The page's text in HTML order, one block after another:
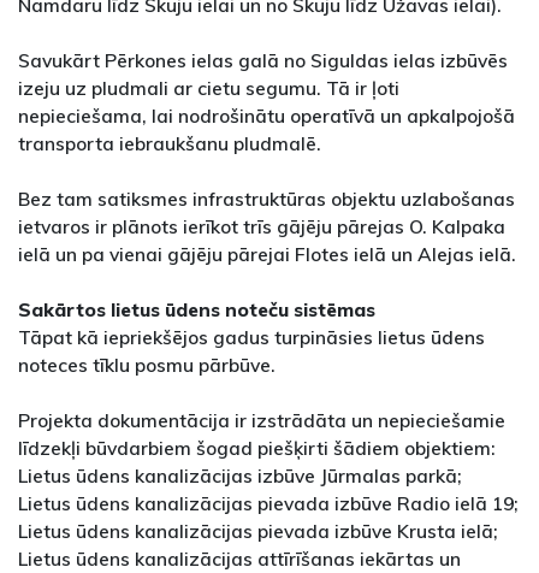
Namdaru līdz Skuju ielai un no Skuju līdz Užavas ielai).
Savukārt Pērkones ielas galā no Siguldas ielas izbūvēs
izeju uz pludmali ar cietu segumu. Tā ir ļoti
nepieciešama, lai nodrošinātu operatīvā un apkalpojošā
transporta iebraukšanu pludmalē.
Bez tam satiksmes infrastruktūras objektu uzlabošanas
ietvaros ir plānots ierīkot trīs gājēju pārejas O. Kalpaka
ielā un pa vienai gājēju pārejai Flotes ielā un Alejas ielā.
Sakārtos lietus ūdens noteču sistēmas
Tāpat kā iepriekšējos gadus turpināsies lietus ūdens
noteces tīklu posmu pārbūve.
Projekta dokumentācija ir izstrādāta un nepieciešamie
līdzekļi būvdarbiem šogad piešķirti šādiem objektiem:
Lietus ūdens kanalizācijas izbūve Jūrmalas parkā;
Lietus ūdens kanalizācijas pievada izbūve Radio ielā 19;
Lietus ūdens kanalizācijas pievada izbūve Krusta ielā;
Lietus ūdens kanalizācijas attīrīšanas iekārtas un